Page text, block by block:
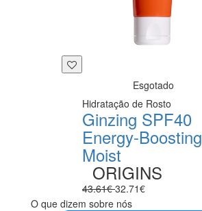
Esgotado
Hidratação de Rosto
Ginzing SPF40
Energy-Boosting
Moist
ORIGINS
43.61€32.71€
O que dizem sobre nós